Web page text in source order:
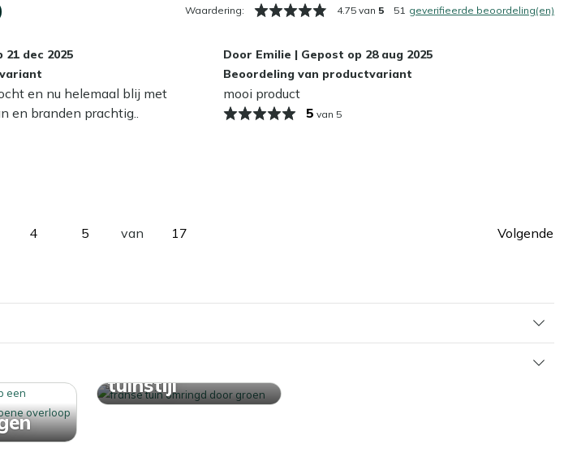
van de vlam met de
grijze kiezelstenen zorgen
wil je je tafel beschermen?
zo voorkom je kringen.
Waardering: 4.75 van 5 51 geverifieerde beoordeling(en)
21 dec 2025
en nu helemaal blij met
en branden prachtig..
Door Emilie | Gepost op 28 aug 2025
Beoordeling van productvariant
mooi product
5 van 5
Pagina
4
Pagina
5 van
Pagina
17 Volgende
tuinstijl